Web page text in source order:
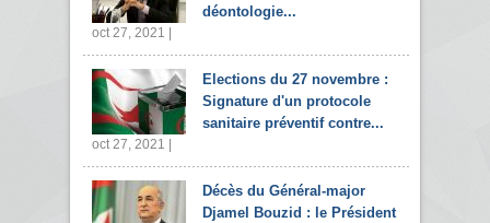
déontologie...
oct 27, 2021 |
Elections du 27 novembre :
Signature d'un protocole
sanitaire préventif contre...
oct 27, 2021 |
Décès du Général-major
Djamel Bouzid : le Président